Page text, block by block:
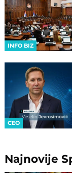
INFO BIZ
CEO
Najnovije